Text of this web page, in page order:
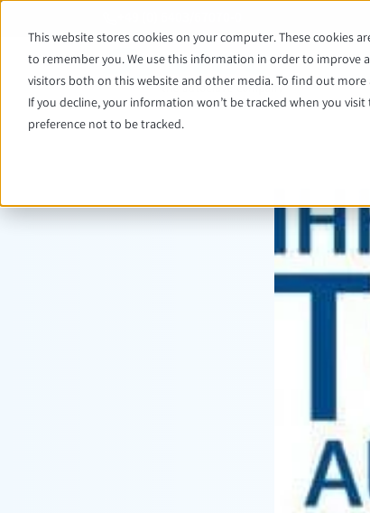
This website stores cookies on your computer. These cookies
to remember you. We use this information in order to improve
visitors both on this website and other media. To find out more
If you decline, your information won’t be tracked when you
preference not to be tracked.